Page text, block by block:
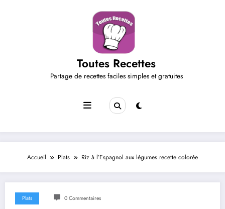
Toutes Recettes
Partage de recettes faciles simples et gratuites
Accueil Plats Riz à l’Espagnol aux légumes recette colorée
Plats 0 Commentaires